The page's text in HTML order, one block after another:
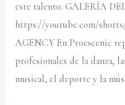
este talento. GALERÍA
https://youtube.com/
AGENCY En Proescenic
profesionales de la danza,
musical, el deporte y la